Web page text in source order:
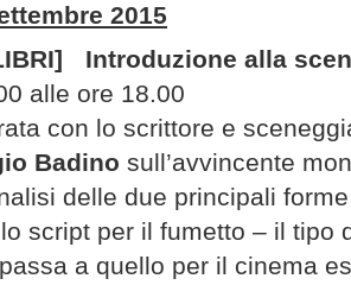
2015
Introduzione alla
alle ore 18.00
con lo scrittore e
Badino sull’avvincente
delle due principali
script per il fumetto – il tipo
a quello per il cinema